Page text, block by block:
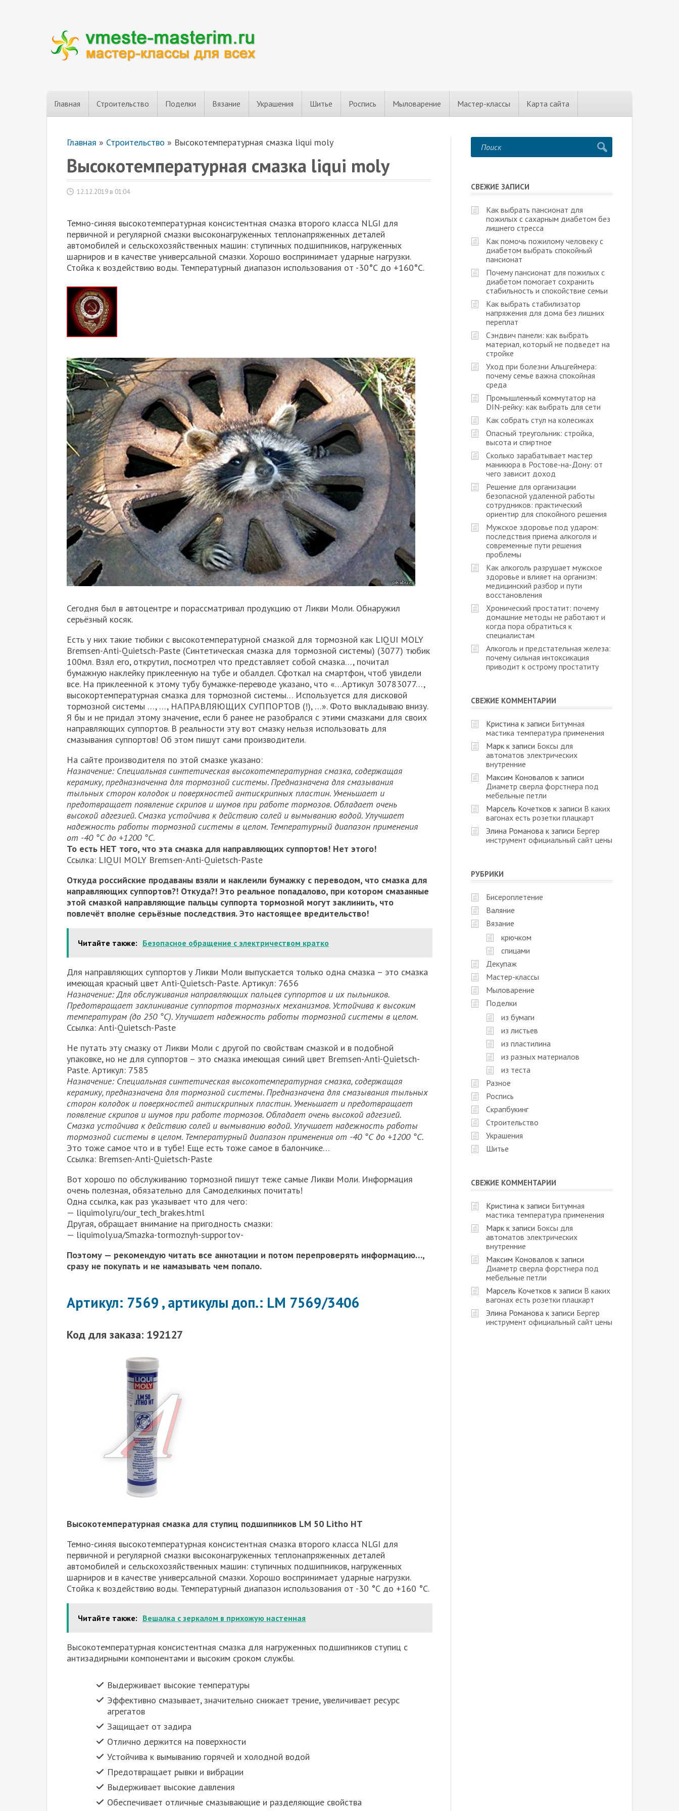
Главная Строительство Поделки Вязание Украшения Шитье Роспись Мыловарение Мастер-классы Карта сайта
Главная » Строительство » Высокотемпературная смазка liqui moly
Высокотемпературная смазка liqui moly
12.12.2019 в 01:04
Темно-синяя высокотемпературная консистентная смазка второго класса NLGI для
первичной и регулярной смазки высоконагруженных теплонапряженных деталей
автомобилей и сельскохозяйственных машин: ступичных подшипников, нагруженных
шарниров и в качестве универсальной смазки. Хорошо воспринимает ударные нагрузки.
Стойка к воздействию воды. Температурный диапазон использования от -30°С до +160°С.
Сегодня был в автоцентре и порассматривал продукцию от Ликви Моли. Обнаружил
серьёзный косяк.
Есть у них такие тюбики с высокотемпературной смазкой для тормозной как LIQUI MOLY
Bremsen-Anti-Quietsch-Paste (Синтетическая смазка для тормозной системы) (3077) тюбик
100мл. Взял его, открутил, посмотрел что представляет собой смазка…, почитал
бумажную наклейку приклеенную на тубе и обалдел. Сфоткал на смартфон, чтоб увидели
все. На приклеенной к этому тубу бумажке-переводе указано, что «…Артикул 30783077…,
высокортемпературная смазка для тормозной системы… Используется для дисковой
тормозной системы …, …, НАПРАВЛЯЮЩИХ СУППОРТОВ (!), …». Фото выкладываю внизу.
Я бы и не придал этому значение, если б ранее не разобрался с этими смазками для своих
направляющих суппортов. В реальности эту вот смазку нельзя использовать для
смазывания суппортов! Об этом пишут сами производители.
На сайте производителя по этой смазке указано:
Назначение: Специальная синтетическая высокотемпературная смазка, содержащая
керамику, предназначенна для тормозной системы. Предназначена для смазывания
тыльных сторон колодок и поверхностей антискрипных пластин. Уменьшает и
предотвращает появление скрипов и шумов при работе тормозов. Обладает очень
высокой адгезией. Смазка устойчива к действию солей и вымыванию водой. Улучшает
надежность работы тормозной системы в целом. Температурный диапазон применения
от -40 °С до +1200 °С.
То есть НЕТ того, что эта смазка для направляющих суппортов! Нет этого!
Ссылка: LIQUI MOLY Bremsen-Anti-Quietsch-Paste
Откуда российские продаваны взяли и наклеили бумажку с переводом, что смазка для
направляющих суппортов?! Откуда?! Это реальное попадалово, при котором смазанные
этой смазкой направляющие пальцы суппорта тормозной могут заклинить, что
повлечёт вполне серьёзные последствия. Это настоящее вредительство!
Читайте также: Безопасное обращение с электричеством кратко
Для направляющих суппортов у Ликви Моли выпускается только одна смазка – это смазка
имеющая красный цвет Anti-Quietsch-Paste. Артикул: 7656
Назначение: Для обслуживания направляющих пальцев суппортов и их пыльников.
Предотвращает заклинивание суппортов тормозных механизмов. Устойчива к высоким
температурам (до 250 °С). Улучшает надежность работы тормозной системы в целом.
Ссылка: Anti-Quietsch-Paste
Не путать эту смазку от Ликви Моли с другой по свойствам смазкой и в подобной
упаковке, но не для суппортов – это смазка имеющая синий цвет Bremsen-Anti-Quietsch-
Paste. Артикул: 7585
Назначение: Специальная синтетическая высокотемпературная смазка, содержащая
керамику, предназначена для тормозной системы. Предназначена для смазывания тыльных
сторон колодок и поверхностей антискрипных пластин. Уменьшает и предотвращает
появление скрипов и шумов при работе тормозов. Обладает очень высокой адгезией.
Смазка устойчива к действию солей и вымыванию водой. Улучшает надежность работы
тормозной системы в целом. Температурный диапазон применения от -40 °С до +1200 °С.
Это тоже самое что и в тубе! Еще есть тоже самое в балончике…
Ссылка: Bremsen-Anti-Quietsch-Paste
Вот хорошо по обслуживанию тормозной пишут теже самые Ликви Моли. Информация
очень полезная, обязательно для Самоделкиных почитать!
Одна ссылка, как раз указывает что для чего:
— liquimoly.ru/our_tech_brakes.html
Другая, обращает внимание на пригодность смазки:
— liquimoly.ua/Smazka-tormoznyh-supportov-
Поэтому — рекомендую читать все аннотации и потом перепроверять информацию…,
сразу не покупать и не намазывать чем попало.
Артикул: 7569 , артикулы доп.: LM 7569/3406
Код для заказа: 192127
Высокотемпературная смазка для ступиц подшипников LM 50 Litho HT
Темно-синяя высокотемпературная консистентная смазка второго класса NLGI для
первичной и регулярной смазки высоконагруженных теплонапряженных деталей
автомобилей и сельскохозяйственных машин: ступичных подшипников, нагруженных
шарниров и в качестве универсальной смазки. Хорошо воспринимает ударные нагрузки.
Стойка к воздействию воды. Температурный диапазон использования от -30 °С до +160 °С.
Читайте также: Вешалка с зеркалом в прихожую настенная
Высокотемпературная консистентная смазка для нагруженных подшипников ступиц с
антизадирными компонентами и высоким сроком службы.
Выдерживает высокие температуры
Эффективно смазывает, значительно снижает трение, увеличивает ресурс
агрегатов
Защищает от задира
Отлично держится на поверхности
Устойчива к вымыванию горячей и холодной водой
Предотвращает рывки и вибрации
Выдерживает высокие давления
Обеспечивает отличные смазывающие и разделяющие свойства
СВЕЖИЕ ЗАПИСИ
Как выбрать пансионат для
пожилых с сахарным диабетом без
лишнего стресса
Как помочь пожилому человеку с
диабетом выбрать спокойный
пансионат
Почему пансионат для пожилых с
диабетом помогает сохранить
стабильность и спокойствие семьи
Как выбрать стабилизатор
напряжения для дома без лишних
переплат
Сэндвич панели: как выбрать
материал, который не подведет на
стройке
Уход при болезни Альцгеймера:
почему семье важна спокойная
среда
Промышленный коммутатор на
DIN-рейку: как выбрать для сети
Как собрать стул на колесиках
Опасный треугольник: стройка,
высота и спиртное
Сколько зарабатывает мастер
маникюра в Ростове-на-Дону: от
чего зависит доход
Решение для организации
безопасной удаленной работы
сотрудников: практический
ориентир для спокойного решения
Мужское здоровье под ударом:
последствия приема алкоголя и
современные пути решения
проблемы
Как алкоголь разрушает мужское
здоровье и влияет на организм:
медицинский разбор и пути
восстановления
Хронический простатит: почему
домашние методы не работают и
когда пора обратиться к
специалистам
Алкоголь и предстательная железа:
почему сильная интоксикация
приводит к острому простатиту
СВЕЖИЕ КОММЕНТАРИИ
Кристина к записи Битумная
мастика температура применения
Марк к записи Боксы для
автоматов электрических
внутренние
Максим Коновалов к записи
Диаметр сверла форстнера под
мебельные петли
Марсель Кочетков к записи В каких
вагонах есть розетки плацкарт
Элина Романова к записи Бергер
инструмент официальный сайт цены
РУБРИКИ
Бисероплетение
Валяние
Вязание
крючком
спицами
Декупаж
Мастер-классы
Мыловарение
Поделки
из бумаги
из листьев
из пластилина
из разных материалов
из теста
Разное
Роспись
Скрапбукинг
Строительство
Украшения
Шитье
СВЕЖИЕ КОММЕНТАРИИ
Кристина к записи Битумная
мастика температура применения
Марк к записи Боксы для
автоматов электрических
внутренние
Максим Коновалов к записи
Диаметр сверла форстнера под
мебельные петли
Марсель Кочетков к записи В каких
вагонах есть розетки плацкарт
Элина Романова к записи Бергер
инструмент официальный сайт цены